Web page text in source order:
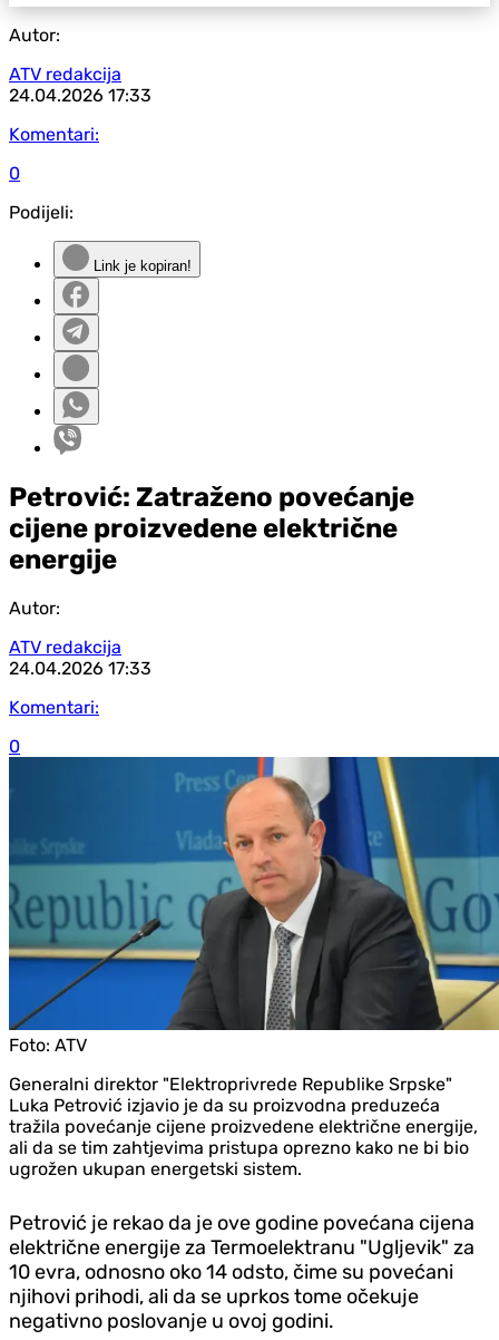
Autor:
ATV redakcija
24.04.2026 17:33
Komentari:
0
Podijeli:
Link je kopiran!
Petrović: Zatraženo povećanje
cijene proizvedene električne
energije
Autor:
ATV redakcija
24.04.2026 17:33
Komentari:
0
Foto: ATV
Generalni direktor "Elektroprivrede Republike Srpske"
Luka Petrović izjavio je da su proizvodna preduzeća
tražila povećanje cijene proizvedene električne energije,
ali da se tim zahtjevima pristupa oprezno kako ne bi bio
ugrožen ukupan energetski sistem.
Petrović je rekao da je ove godine povećana cijena
električne energije za Termoelektranu "Ugljevik" za
10 evra, odnosno oko 14 odsto, čime su povećani
njihovi prihodi, ali da se uprkos tome očekuje
negativno poslovanje u ovoj godini.